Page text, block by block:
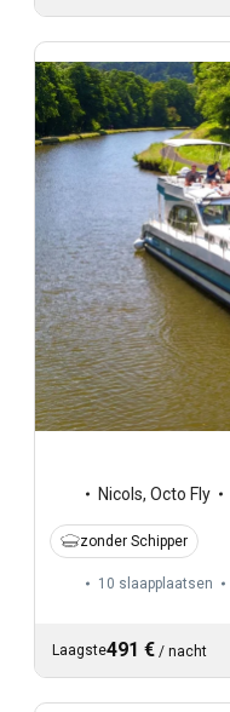
Nicols, Octo Fly
zonder Schipper
10 slaapplaatsen
Laagste491 € / nacht